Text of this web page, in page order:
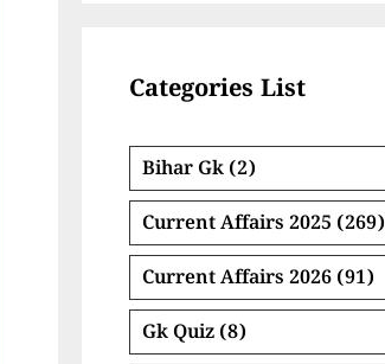
Categories List
Bihar Gk (2)
Current Affairs 2025 (269)
Current Affairs 2026 (91)
Gk Quiz (8)